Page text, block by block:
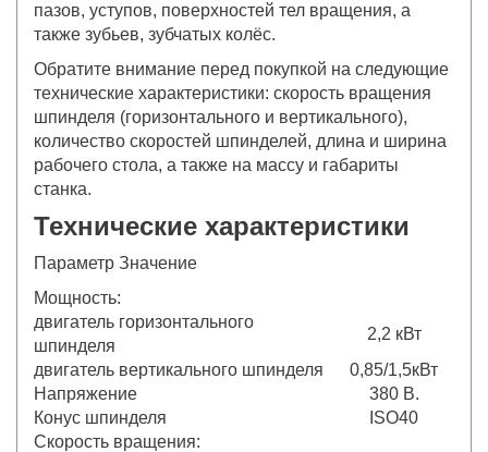
пазов, уступов, поверхностей тел вращения, а
также зубьев, зубчатых колёс.
Обратите внимание перед покупкой на следующие
технические характеристики: скорость вращения
шпинделя (горизонтального и вертикального),
количество скоростей шпинделей, длина и ширина
рабочего стола, а также на массу и габариты
станка.
Технические характеристики
Параметр Значение
Мощность:
двигатель горизонтального
шпинделя
2,2 кВт
двигатель вертикального шпинделя
0,85/1,5кВт
Напряжение
380 В.
Конус шпинделя
ISO40
Скорость вращения: